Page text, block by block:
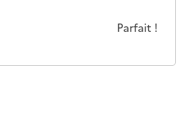
Parfait !